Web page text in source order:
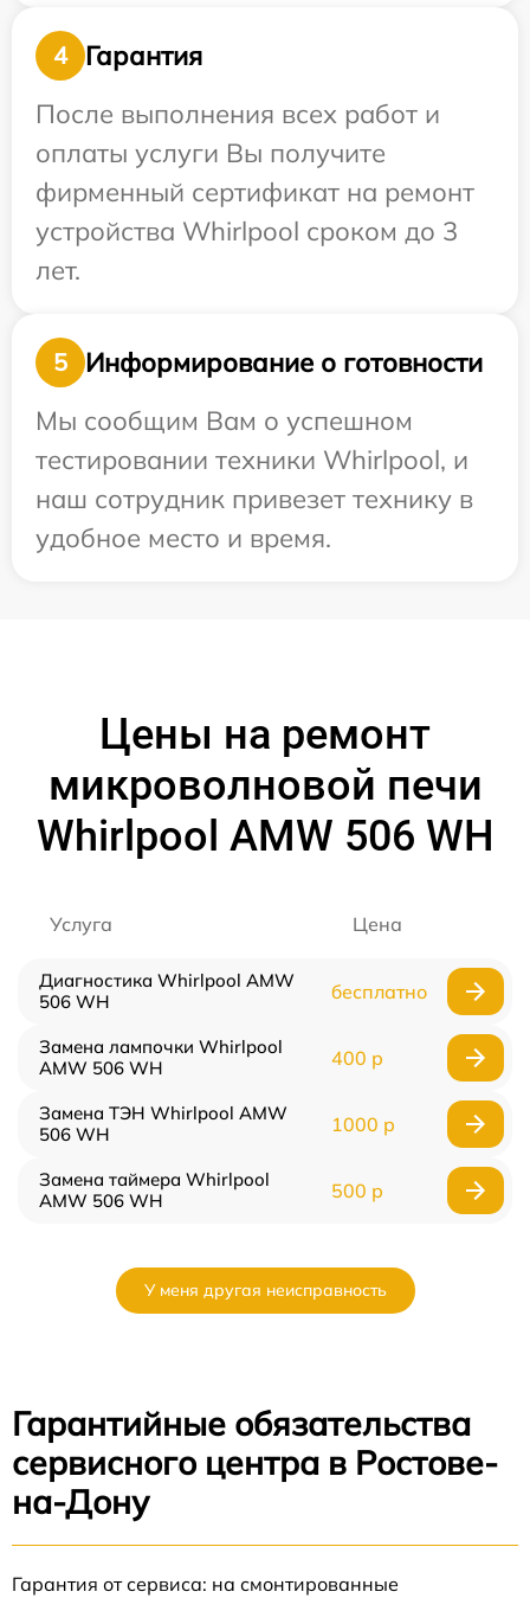
4
Гарантия
После выполнения всех работ и
оплаты услуги Вы получите
фирменный сертификат на ремонт
устройства Whirlpool сроком до 3
лет.
5
Информирование о готовности
Мы сообщим Вам о успешном
тестировании техники Whirlpool, и
наш сотрудник привезет технику в
удобное место и время.
Цены на ремонт
микроволновой печи
Whirlpool AMW 506 WH
Услуга Цена
Диагностика Whirlpool AMW
506 WH
бесплатно
Замена лампочки Whirlpool
AMW 506 WH
400 р
Замена ТЭН Whirlpool AMW
506 WH
1000 р
Замена таймера Whirlpool
AMW 506 WH
500 р
У меня другая неисправность
Гарантийные обязательства
сервисного центра в Ростове-
на-Дону
Гарантия от сервиса: на смонтированные